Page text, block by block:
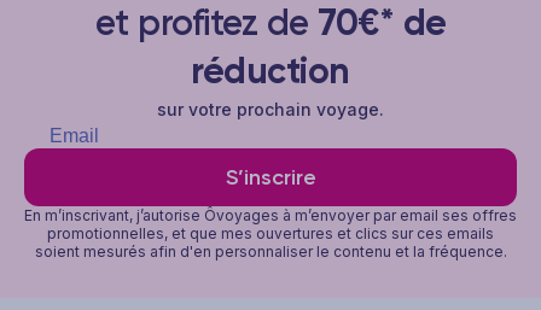
et profitez de 70€* de
réduction
sur votre prochain voyage.
S’inscrire
En m’inscrivant, j’autorise Ôvoyages à m’envoyer par email ses offres
promotionnelles, et que mes ouvertures et clics sur ces emails
soient mesurés afin d'en personnaliser le contenu et la fréquence.